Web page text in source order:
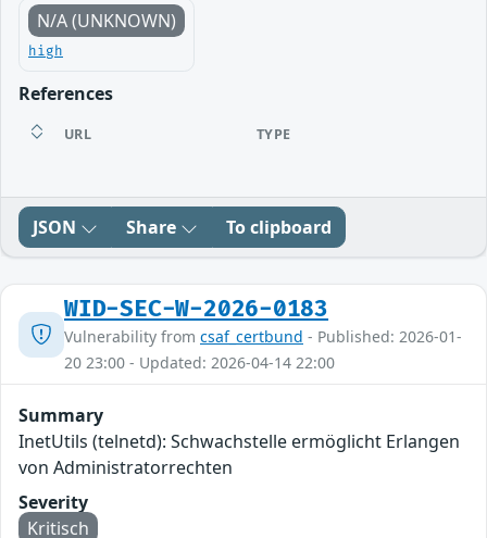
N/A (UNKNOWN)
high
References
URL TYPE
JSON Share To clipboard
WID-SEC-W-2026-0183
Vulnerability from csaf_certbund - Published: 2026-01-
20 23:00 - Updated: 2026-04-14 22:00
Summary
InetUtils (telnetd): Schwachstelle ermöglicht Erlangen
von Administratorrechten
Severity
Kritisch